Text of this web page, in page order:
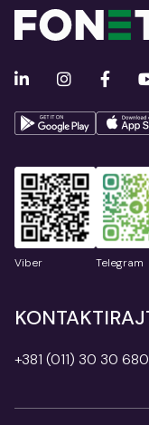
Viber Telegram
+381 (011) 30 30 680